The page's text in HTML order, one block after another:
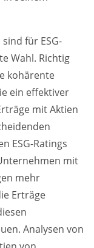
für ESG-
Wahl. Richtig
kohärente
ein effektiver
mit Aktien
ESG-Ratings
mit
mehr
Erträge
Analysen von